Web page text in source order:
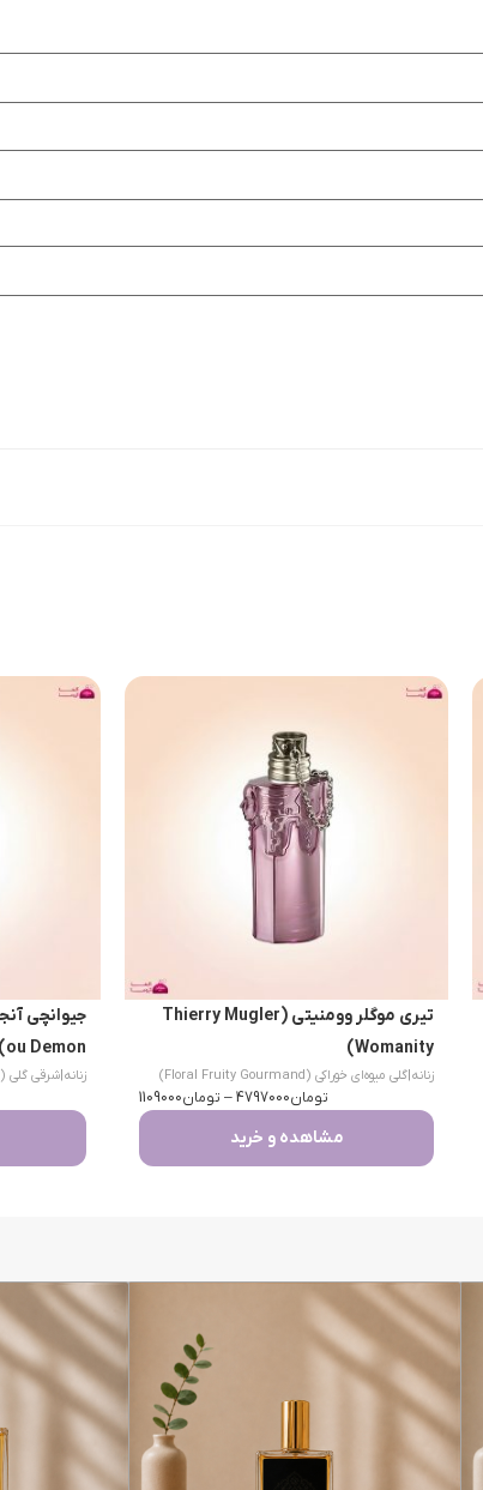
تیری موگلر وومنیتی (Thierry Mugler
Womanity)
زنانه|گلی میوه‌ای خوراکی (Floral Fruity Gourmand)
تومان4797000
– تومان1109000
مشاهده و خرید
ou Demon)
زنانه|شرقی گلی (Oriental Floral)